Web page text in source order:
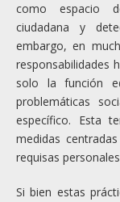
como espacio
ciudadana y
embargo, en
responsabilidades
solo la función
problemáticas
específico. Esta
medidas
requisas
Si bien estas